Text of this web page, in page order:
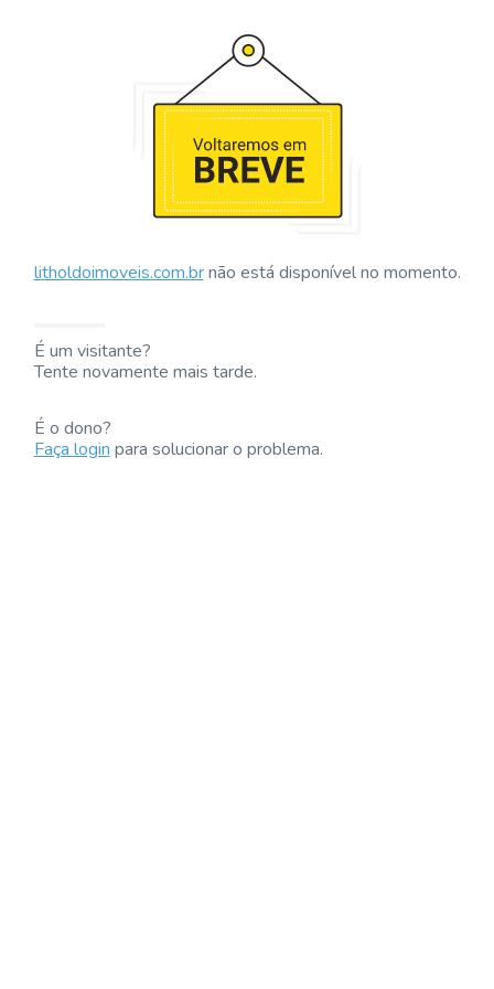
litholdoimoveis.com.brnão está disponível no momento.
É um visitante?
Tente novamente mais tarde.
É o dono?
Faça loginpara solucionar o problema.